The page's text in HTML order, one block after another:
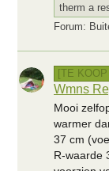
therm a
Forum:
[TE
Wmns
Mooi
warmer
37 cm
R-waarde